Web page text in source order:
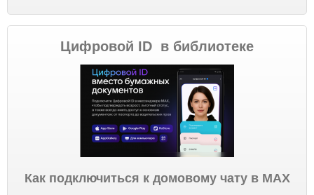
Цифровой ID в библиотеке
Как подключиться к домовому чату в МАХ